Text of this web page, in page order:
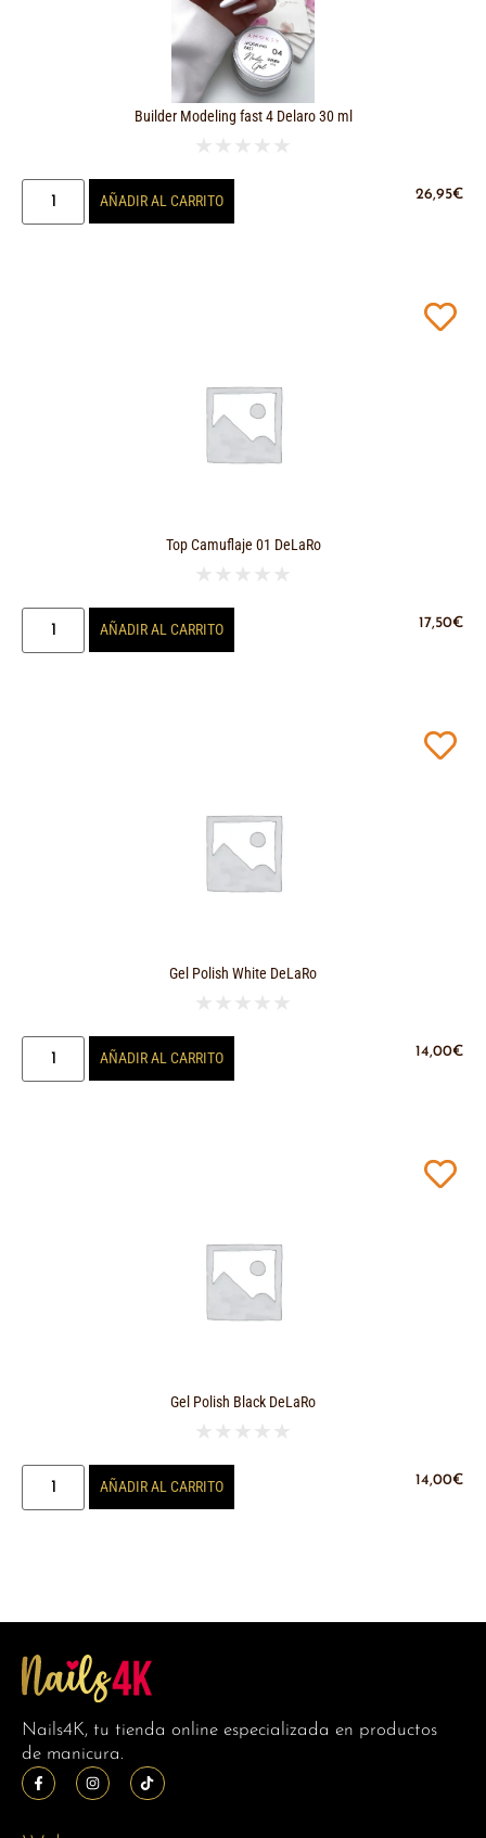
Builder Modeling fast 4 Delaro 30 ml
★ ★ ★ ★ ★
26,95€
AÑADIR AL CARRITO
Top Camuflaje 01 DeLaRo
★ ★ ★ ★ ★
17,50€
AÑADIR AL CARRITO
Gel Polish White DeLaRo
★ ★ ★ ★ ★
14,00€
AÑADIR AL CARRITO
Gel Polish Black DeLaRo
★ ★ ★ ★ ★
14,00€
AÑADIR AL CARRITO
Nails4K, tu tienda online especializada en productos
de manicura.